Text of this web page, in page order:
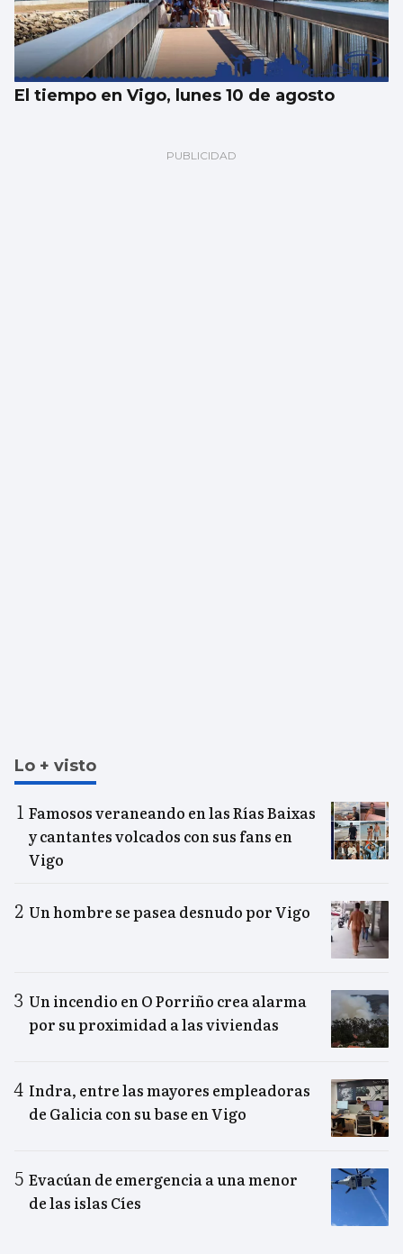
El tiempo en Vigo, lunes 10 de agosto
Lo + visto
Famosos veraneando en las Rías Baixas
y cantantes volcados con sus fans en
Vigo
Un hombre se pasea desnudo por Vigo
Un incendio en O Porriño crea alarma
por su proximidad a las viviendas
Indra, entre las mayores empleadoras
de Galicia con su base en Vigo
Evacúan de emergencia a una menor
de las islas Cíes